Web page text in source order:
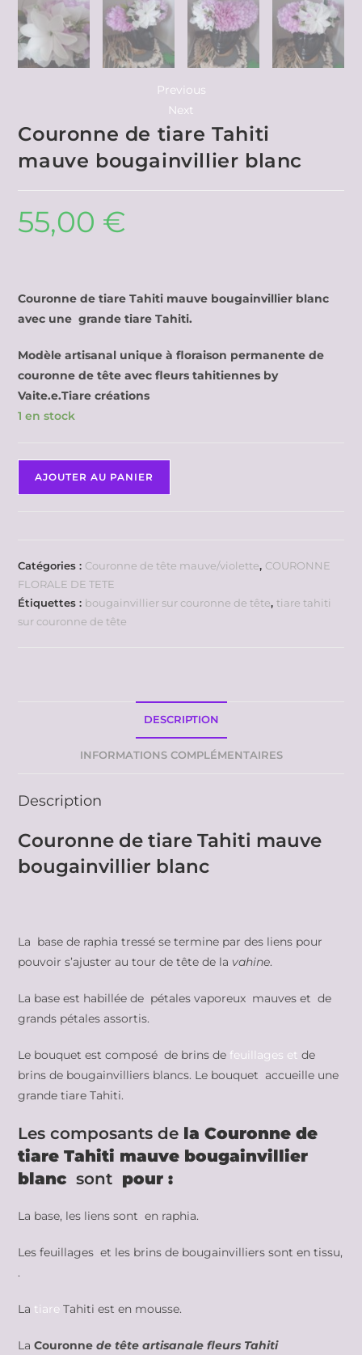
Previous
Next
Couronne de tiare Tahiti
mauve bougainvillier blanc
55,00 €
Couronne de tiare Tahiti mauve bougainvillier blanc
avec une grande tiare Tahiti.
Modèle artisanal unique à floraison permanente de
couronne de tête avec fleurs tahitiennes by
Vaite.e.Tiare créations
1 en stock
AJOUTER AU PANIER
Catégories : Couronne de tête mauve/violette, COURONNE
FLORALE DE TETE
Étiquettes : bougainvillier sur couronne de tête,tiare tahiti
sur couronne de tête
DESCRIPTION
INFORMATIONS COMPLÉMENTAIRES
Description
Couronne de tiare Tahiti mauve
bougainvillier blanc
La base de raphia tressé se termine par des liens pour
pouvoir s’ajuster au tour de tête de la vahine.
La base est habillée de pétales vaporeux mauves et de
grands pétales assortis.
Le bouquet est composé de brins de feuillages etde
brins de bougainvilliers blancs. Le bouquet accueille une
grande tiare Tahiti.
Les composants de la Couronne de
tiare Tahiti mauve bougainvillier
blanc sont pour :
La base, les liens sont en raphia.
Les feuillages et les brins de bougainvilliers sont en tissu,
.
La tiare Tahiti est en mousse.
LaCouronnede tête artisanale fleurs Tahiti